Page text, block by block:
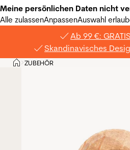
Meine persönlichen Daten nicht
Alle zulassenAnpassenAuswahl
Ab 99 €:
Skandinavisches
Privat
>ZUBEHÖR